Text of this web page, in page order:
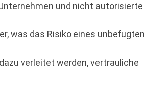
und nicht autorisierte
was das Risiko eines unbefugten
verleitet werden, vertrauliche